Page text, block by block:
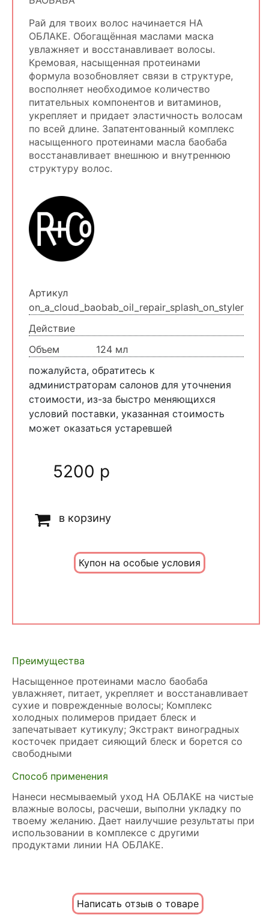
Рай для твоих волос начинается НА
ОБЛАКЕ. Обогащённая маслами маска
увлажняет и восстанавливает волосы.
Кремовая, насыщенная протеинами
формула возобновляет связи в структуре,
восполняет необходимое количество
питательных компонентов и витаминов,
укрепляет и придает эластичность волосам
по всей длине. Запатентованный комплекс
насыщенного протеинами масла баобаба
восстанавливает внешнюю и внутреннюю
структуру волос.
Артикул
on_a_cloud_baobab_oil_repair_splash_on_styler
Действие
Объем
124 мл
пожалуйста, обратитесь к
администраторам салонов для уточнения
стоимости, из-за быстро меняющихся
условий поставки, указанная стоимость
может оказаться устаревшей
5200 р
в корзину
Купон на особые условия
Преимущества
Насыщенное протеинами масло баобаба
увлажняет, питает, укрепляет и восстанавливает
сухие и поврежденные волосы; Комплекс
холодных полимеров придает блеск и
запечатывает кутикулу; Экстракт виноградных
косточек придает сияющий блеск и борется со
свободными
Способ применения
Нанеси несмываемый уход НА ОБЛАКЕ на чистые
влажные волосы, расчеши, выполни укладку по
твоему желанию. Дает наилучшие результаты при
использовании в комплексе с другими
продуктами линии НА ОБЛАКЕ.
Написать отзыв о товаре